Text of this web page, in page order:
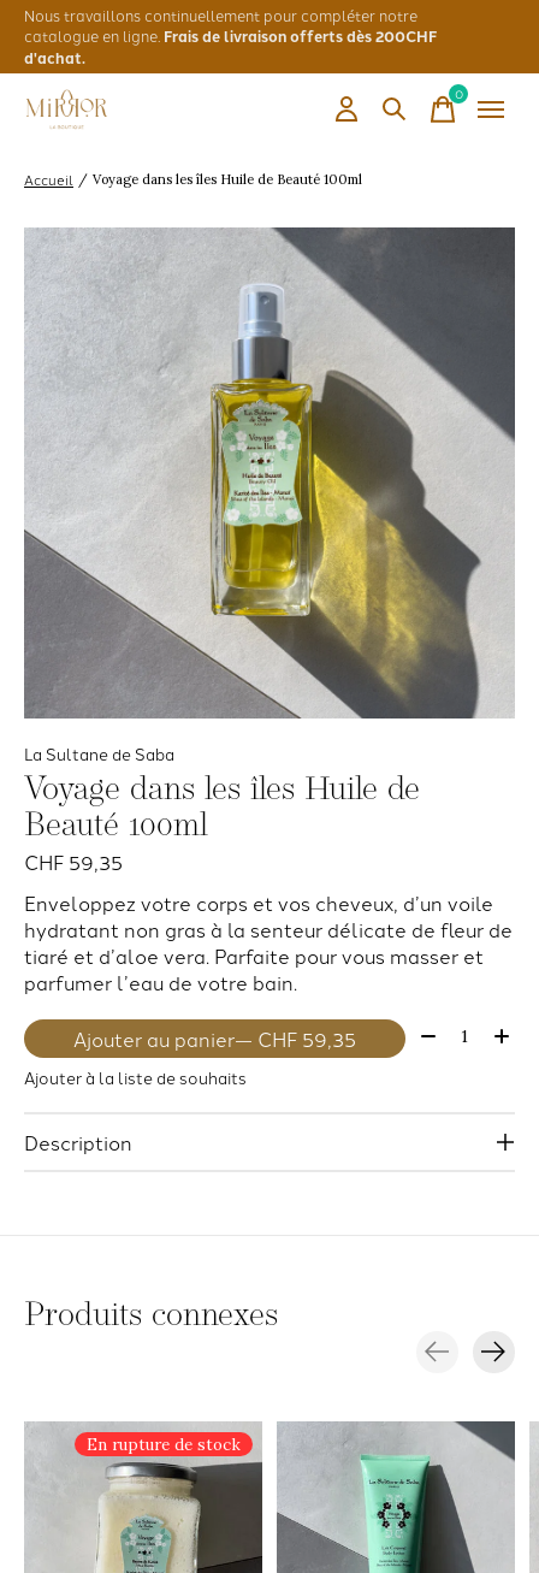
Nous travaillons continuellement pour compléter notre
catalogue en ligne. Frais de livraison offerts dès 200CHF
d'achat.
0items
Accueil / Voyage dans les îles Huile de Beauté 100ml
Slideshow Items
La Sultane de Saba
Voyage dans les îles Huile de
Beauté 100ml
CHF 59,35
Enveloppez votre corps et vos cheveux, d’un voile
hydratant non gras à la senteur délicate de fleur de
tiaré et d’aloe vera. Parfaite pour vous masser et
parfumer l’eau de votre bain.
Ajouter au panier — CHF 59,35 Quantité:
Ajouter à la liste de souhaits
Description
Produits connexes
En rupture de stock